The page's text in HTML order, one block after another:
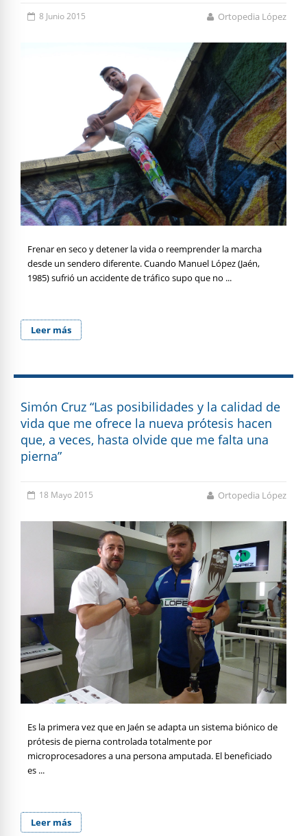
8 Junio 2015 Ortopedia López
Frenar en seco y detener la vida o reemprender la marcha
desde un sendero diferente. Cuando Manuel López (Jaén,
1985) sufrió un accidente de tráfico supo que no ...
Leer más
Simón Cruz “Las posibilidades y la calidad de
vida que me ofrece la nueva prótesis hacen
que, a veces, hasta olvide que me falta una
pierna”
18 Mayo 2015 Ortopedia López
Es la primera vez que en Jaén se adapta un sistema biónico de
prótesis de pierna controlada totalmente por
microprocesadores a una persona amputada. El beneficiado
es ...
Leer más